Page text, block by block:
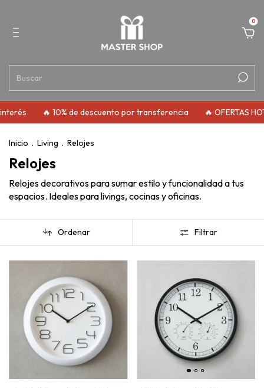
0
🔥 10% de descuento por transferencia 🔥 OFERTAS HOT
Inicio . Living . Relojes
Relojes
Relojes decorativos para sumar estilo y funcionalidad a tus
espacios. Ideales para livings, cocinas y oficinas.
Ordenar Filtrar